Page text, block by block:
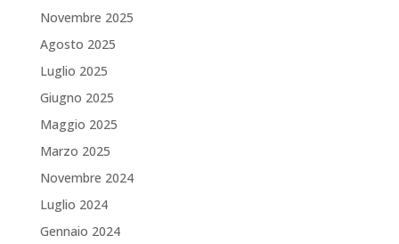
Novembre 2025
Agosto 2025
Luglio 2025
Giugno 2025
Maggio 2025
Marzo 2025
Novembre 2024
Luglio 2024
Gennaio 2024